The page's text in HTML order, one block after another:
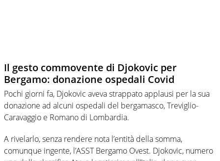
Il gesto commovente di Djokovic per
Bergamo: donazione ospedali Covid
Pochi giorni fa, Djokovic aveva strappato applausi per la sua
donazione ad alcuni ospedali del bergamasco, Treviglio-
Caravaggio e Romano di Lombardia.
A rivelarlo, senza rendere nota l’entità della somma,
comunque ingente, l’ASST Bergamo Ovest. Djokovic, numero